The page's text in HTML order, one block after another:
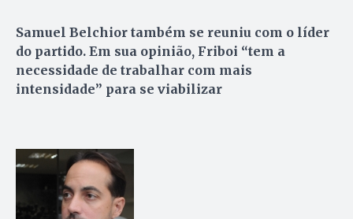
Samuel Belchior também se reuniu com o líder
do partido. Em sua opinião, Friboi “tem a
necessidade de trabalhar com mais
intensidade” para se viabilizar